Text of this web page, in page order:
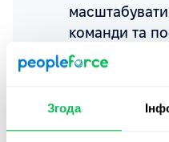
Згода
масштабувати
команди та
HR-процесів
специфіки
результатів.